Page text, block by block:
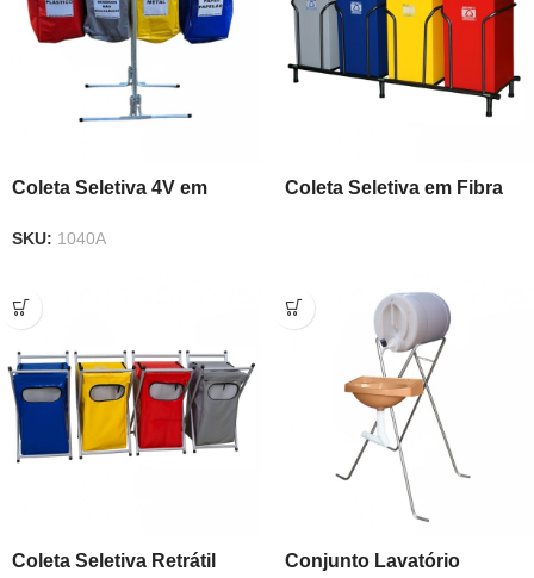
Coleta Seletiva 4V em
SKU: 1040A
Coleta Seletiva em Fibra
Coleta Seletiva Retrátil
Conjunto Lavatório